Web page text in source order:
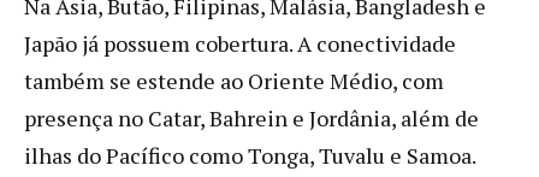
Na Ásia, Butão, Filipinas, Malásia, Bangladesh e
Japão já possuem cobertura. A conectividade
também se estende ao Oriente Médio, com
presença no Catar, Bahrein e Jordânia, além de
ilhas do Pacífico como Tonga, Tuvalu e Samoa.